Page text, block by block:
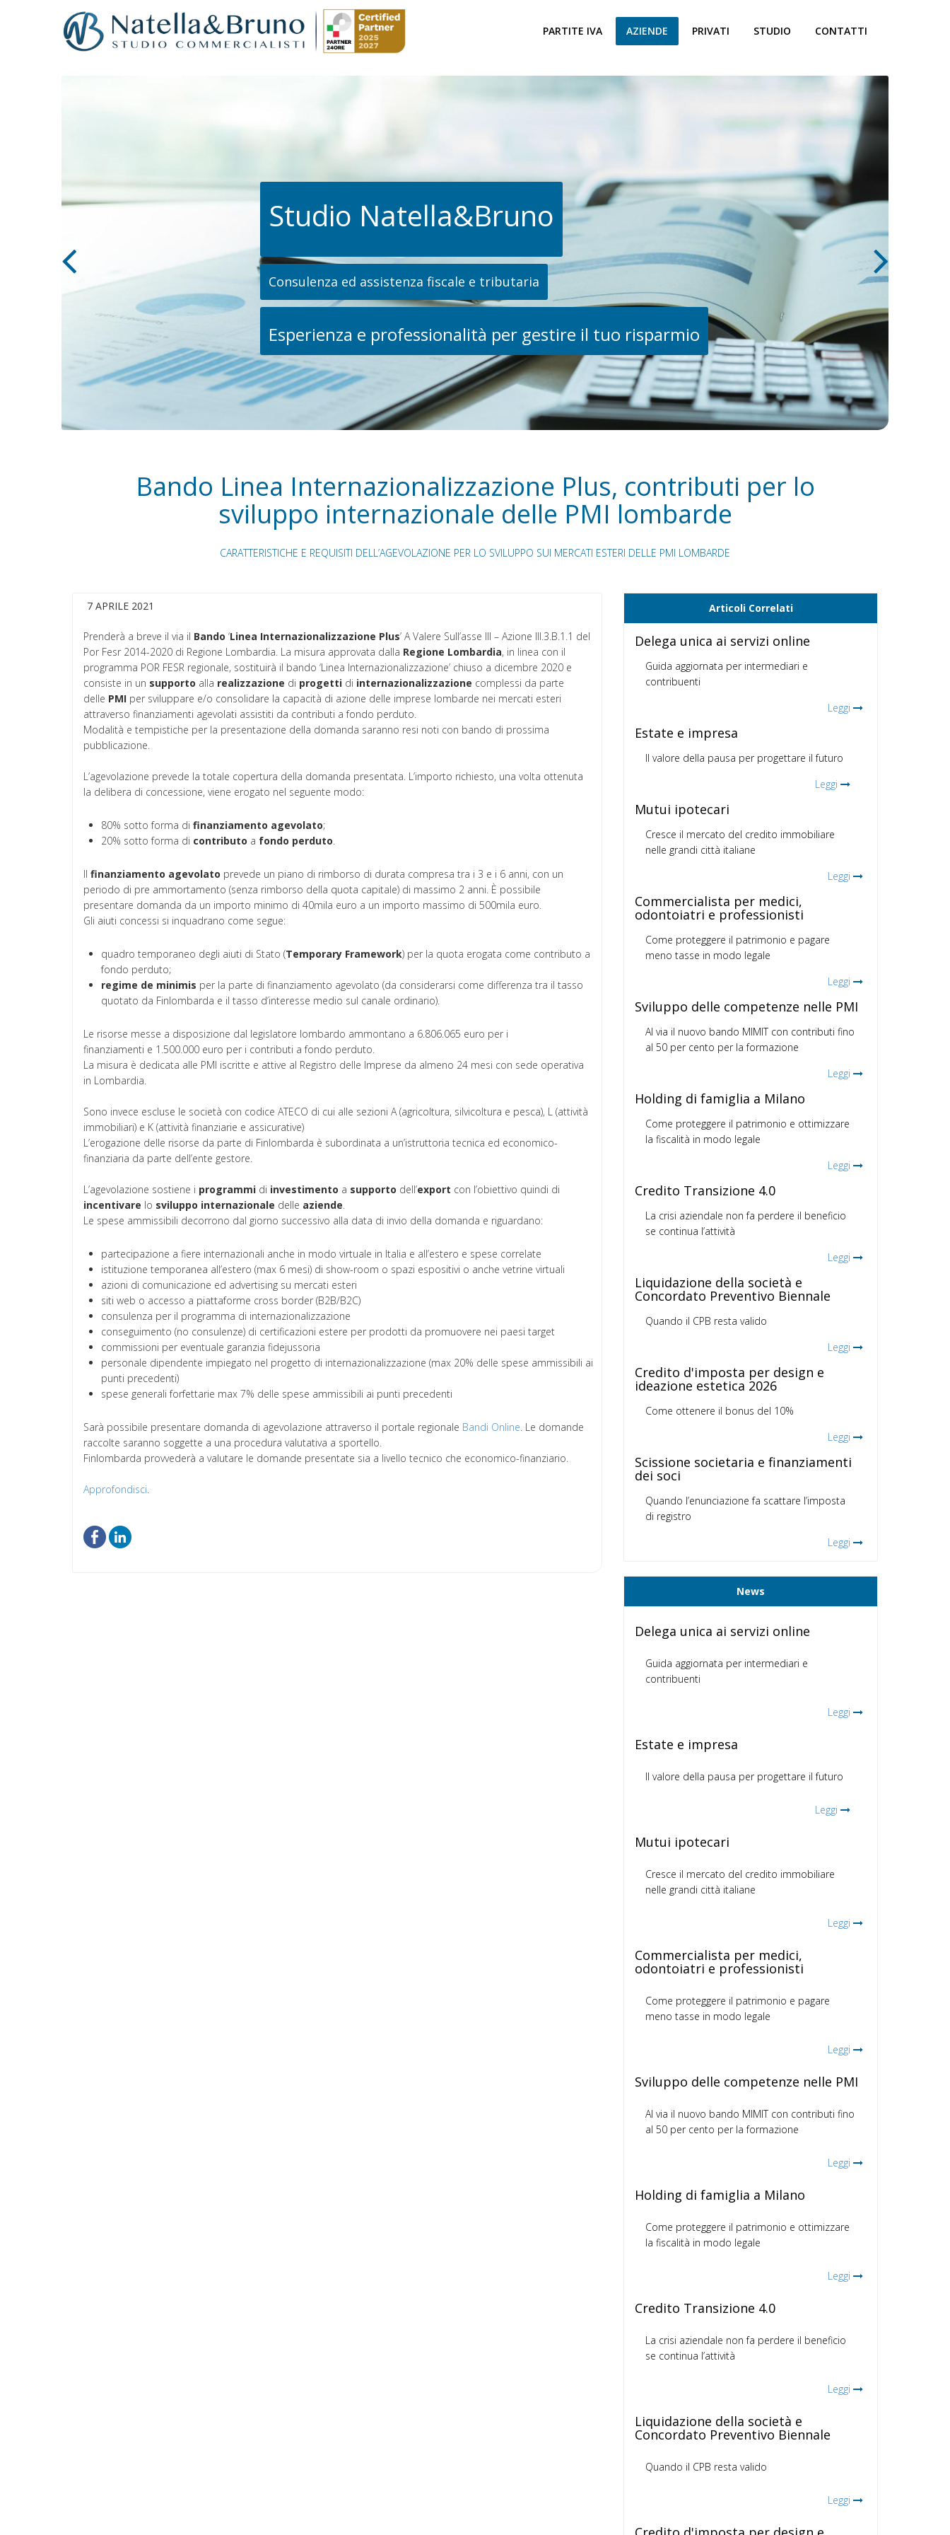
CONTATTI
STUDIO
PRIVATI
AZIENDE
PARTITE IVA
Studio Natella&Bruno
Consulenza ed assistenza fiscale e tributaria
Esperienza e professionalità per gestire il tuo risparmio
Bando Linea Internazionalizzazione Plus, contributi per lo
sviluppo internazionale delle PMI lombarde
CARATTERISTICHE E REQUISITI DELL’AGEVOLAZIONE PER LO SVILUPPO SUI MERCATI ESTERI DELLE PMI LOMBARDE
7 APRILE 2021
Prenderà a breve il via il Bando ‘Linea Internazionalizzazione Plus’ A Valere Sull’asse III – Azione III.3.B.1.1 del
Por Fesr 2014-2020 di Regione Lombardia. La misura approvata dalla Regione Lombardia, in linea con il
programma POR FESR regionale, sostituirà il bando ‘Linea Internazionalizzazione’ chiuso a dicembre 2020 e
consiste in un supporto alla realizzazione di progetti di internazionalizzazione complessi da parte
delle PMI per sviluppare e/o consolidare la capacità di azione delle imprese lombarde nei mercati esteri
attraverso finanziamenti agevolati assistiti da contributi a fondo perduto.
Modalità e tempistiche per la presentazione della domanda saranno resi noti con bando di prossima
pubblicazione.
L’agevolazione prevede la totale copertura della domanda presentata. L’importo richiesto, una volta ottenuta
la delibera di concessione, viene erogato nel seguente modo:
80% sotto forma di finanziamento agevolato;
20% sotto forma di contributo a fondo perduto.
Il finanziamento agevolato prevede un piano di rimborso di durata compresa tra i 3 e i 6 anni, con un
periodo di pre ammortamento (senza rimborso della quota capitale) di massimo 2 anni. È possibile
presentare domanda da un importo minimo di 40mila euro a un importo massimo di 500mila euro.
Gli aiuti concessi si inquadrano come segue:
quadro temporaneo degli aiuti di Stato (Temporary Framework) per la quota erogata come contributo a
fondo perduto;
regime de minimis per la parte di finanziamento agevolato (da considerarsi come differenza tra il tasso
quotato da Finlombarda e il tasso d’interesse medio sul canale ordinario).
Le risorse messe a disposizione dal legislatore lombardo ammontano a 6.806.065 euro per i
finanziamenti e 1.500.000 euro per i contributi a fondo perduto.
La misura è dedicata alle PMI iscritte e attive al Registro delle Imprese da almeno 24 mesi con sede operativa
in Lombardia.
Sono invece escluse le società con codice ATECO di cui alle sezioni A (agricoltura, silvicoltura e pesca), L (attività
immobiliari) e K (attività finanziarie e assicurative)
L’erogazione delle risorse da parte di Finlombarda è subordinata a un’istruttoria tecnica ed economico-
finanziaria da parte dell’ente gestore.
L’agevolazione sostiene i programmi di investimento a supporto dell’export con l’obiettivo quindi di
incentivare lo sviluppo internazionale delle aziende.
Le spese ammissibili decorrono dal giorno successivo alla data di invio della domanda e riguardano:
partecipazione a fiere internazionali anche in modo virtuale in Italia e all’estero e spese correlate
istituzione temporanea all’estero (max 6 mesi) di show-room o spazi espositivi o anche vetrine virtuali
azioni di comunicazione ed advertising su mercati esteri
siti web o accesso a piattaforme cross border (B2B/B2C)
consulenza per il programma di internazionalizzazione
conseguimento (no consulenze) di certificazioni estere per prodotti da promuovere nei paesi target
commissioni per eventuale garanzia fidejussoria
personale dipendente impiegato nel progetto di internazionalizzazione (max 20% delle spese ammissibili ai
punti precedenti)
spese generali forfettarie max 7% delle spese ammissibili ai punti precedenti
Sarà possibile presentare domanda di agevolazione attraverso il portale regionale Bandi Online. Le domande
raccolte saranno soggette a una procedura valutativa a sportello.
Finlombarda provvederà a valutare le domande presentate sia a livello tecnico che economico-finanziario.
Approfondisci.
Articoli Correlati
Delega unica ai servizi online
Guida aggiornata per intermediari e
contribuenti
Leggi
Estate e impresa
Il valore della pausa per progettare il futuro
Leggi
Mutui ipotecari
Cresce il mercato del credito immobiliare
nelle grandi città italiane
Leggi
Commercialista per medici,
odontoiatri e professionisti
Come proteggere il patrimonio e pagare
meno tasse in modo legale
Leggi
Sviluppo delle competenze nelle PMI
Al via il nuovo bando MIMIT con contributi fino
al 50 per cento per la formazione
Leggi
Holding di famiglia a Milano
Come proteggere il patrimonio e ottimizzare
la fiscalità in modo legale
Leggi
Credito Transizione 4.0
La crisi aziendale non fa perdere il beneficio
se continua l’attività
Leggi
Liquidazione della società e
Concordato Preventivo Biennale
Quando il CPB resta valido
Leggi
Credito d'imposta per design e
ideazione estetica 2026
Come ottenere il bonus del 10%
Leggi
Scissione societaria e finanziamenti
dei soci
Quando l’enunciazione fa scattare l’imposta
di registro
Leggi
News
Delega unica ai servizi online
Guida aggiornata per intermediari e
contribuenti
Leggi
Estate e impresa
Il valore della pausa per progettare il futuro
Leggi
Mutui ipotecari
Cresce il mercato del credito immobiliare
nelle grandi città italiane
Leggi
Commercialista per medici,
odontoiatri e professionisti
Come proteggere il patrimonio e pagare
meno tasse in modo legale
Leggi
Sviluppo delle competenze nelle PMI
Al via il nuovo bando MIMIT con contributi fino
al 50 per cento per la formazione
Leggi
Holding di famiglia a Milano
Come proteggere il patrimonio e ottimizzare
la fiscalità in modo legale
Leggi
Credito Transizione 4.0
La crisi aziendale non fa perdere il beneficio
se continua l’attività
Leggi
Liquidazione della società e
Concordato Preventivo Biennale
Quando il CPB resta valido
Leggi